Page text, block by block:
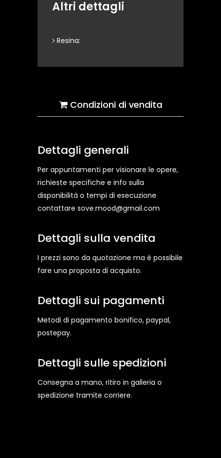
Altri dettagli
Resina:
Condizioni di vendita
Dettagli generali
Per appuntamenti per visionare le opere,
richieste specifiche e info sulla
disponibilità o tempi di esecuzione
contattare sove.mood@gmail.com
Dettagli sulla vendita
I prezzi sono da quotazione ma è possibile
fare una proposta di acquisto.
Dettagli sui pagamenti
Metodi di pagamento bonifico, paypal,
postepay.
Dettagli sulle spedizioni
Consegna a mano, ritiro in galleria o
spedizione tramite corriere.